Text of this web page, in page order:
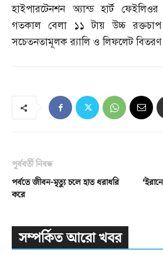
হাইপারটেনশন অ্যান্ড হার্ট
গতকাল বেলা ১১ টায় উচ্চ রক্তচাপ
সচেতনতামূলক র‌্যালি ও লিফলেট
পূর্ববর্তী নিবন্ধ
পর্বতে জীবন-মৃত্যু চলে হাত ধরাধরি
করে
সম্পর্কিত আরো খবর